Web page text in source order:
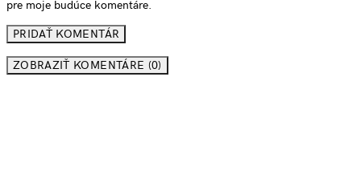
pre moje budúce komentáre.
ZOBRAZIŤ KOMENTÁRE (0)